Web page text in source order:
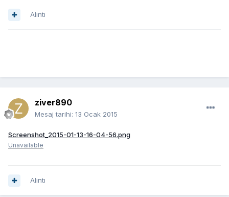
Alıntı
ziver890
Mesaj tarihi: 13 Ocak 2015
Screenshot_2015-01-13-16-04-56.png
Unavailable
Alıntı